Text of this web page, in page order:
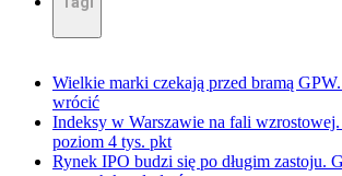
Wielkie marki czekają przed bramą
wrócić
Indeksy w Warszawie na fali
poziom 4 tys. pkt
Rynek IPO budzi się po długim zastoju.